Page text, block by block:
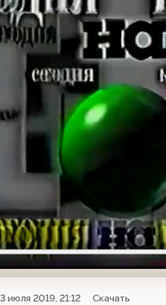
3 июля 2019, 21:12
Скачать